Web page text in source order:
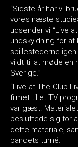
“Sidste år har vi
vores næste
udsender vi “Live
undskyldning for
spillestederne
vildt til at møde en
Sverige.”
“Live at The Club
filmet til et TV
var gæst.
besluttede sig for
dette materiale,
bandets turné.